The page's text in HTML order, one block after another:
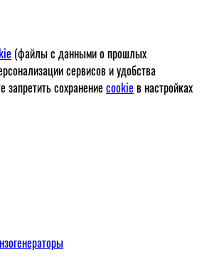
(файлы с данными о прошлых
сервисов и удобства
сохранение cookie в настройках